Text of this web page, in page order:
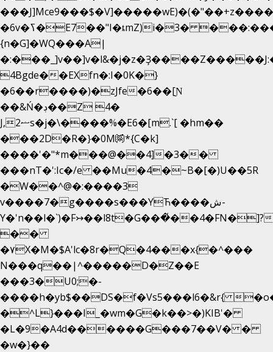
���J]Mce9���$�V]�����wE)�(�"��+z���
�6v�ߖ�E7��"I�ȶmZ)i�3� ���:���,
{n�G]�WQ���A|
4Bgde��EXfn�:I�0K�}
�6��r����)�zJfe�6��[Ɲ
��&Ń�ڊ��Z 4�
J,ޟ2s�j�\����%�E6�[m.`[ �hm��
���2D�R�}�0M㉀*{C�k]
����'�"*m���@��4]�3��
���nT�':Ic�/e ��Mu�4�~B�[�)U��5R
�W��^@�:����3
v����7�g����s���YЋ����ش-
Y�'n��l�`)�F↣��l8t�G���͑��4�FN�]?
��
�۷X�M�$A'lc�8r�Q�4���x{�^���
N���q��|^�����D�Z��E
���3�U0;�-
����h�yb$��DS�f�Vs5���l6�&r{
�^L}���I_�wm�G�k��>�)KIB'�
�L�9�A4d������G���7��V� �
�w�}��